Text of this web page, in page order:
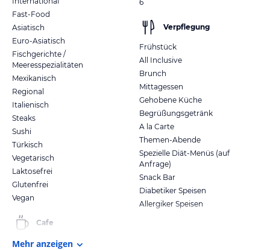
Fast-Food
Asiatisch
Euro-Asiatisch
Fischgerichte /
Meeresspezialitäten
Mexikanisch
Regional
Italienisch
Steaks
Sushi
Türkisch
Vegetarisch
Laktosefrei
Glutenfrei
Vegan
Cafe
6
Verpflegung
Frühstück
All Inclusive
Brunch
Mittagessen
Gehobene Küche
Begrüßungsgetränk
A la Carte
Themen-Abende
Spezielle Diät-Menüs (auf
Anfrage)
Snack Bar
Diabetiker Speisen
Allergiker Speisen
Mehr anzeigen